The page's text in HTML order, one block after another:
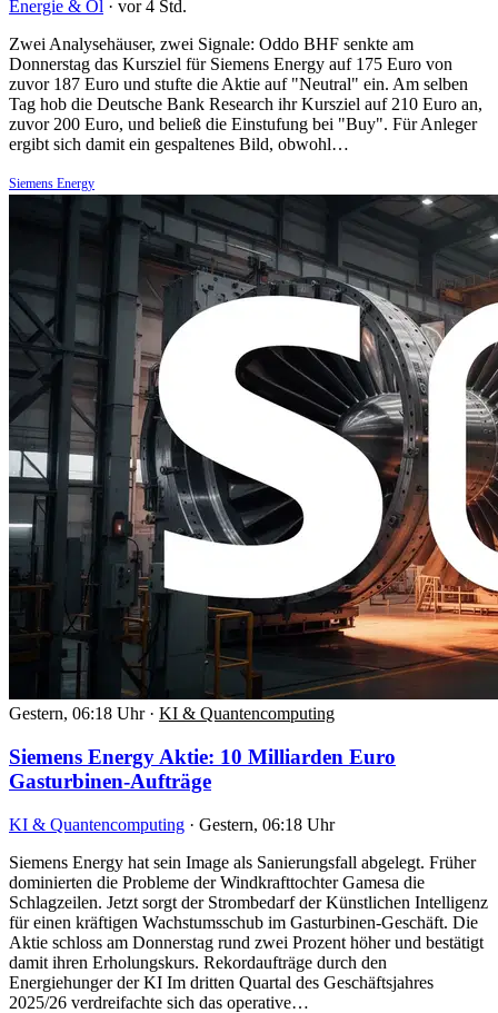
Energie & Öl · vor 4 Std.
Zwei Analysehäuser, zwei Signale: Oddo BHF senkte am
Donnerstag das Kursziel für Siemens Energy auf 175 Euro von
zuvor 187 Euro und stufte die Aktie auf "Neutral" ein. Am selben
Tag hob die Deutsche Bank Research ihr Kursziel auf 210 Euro an,
zuvor 200 Euro, und beließ die Einstufung bei "Buy". Für Anleger
ergibt sich damit ein gespaltenes Bild, obwohl…
Siemens Energy
Gestern, 06:18 Uhr · KI & Quantencomputing
Siemens Energy Aktie: 10 Milliarden Euro
Gasturbinen-Aufträge
KI & Quantencomputing · Gestern, 06:18 Uhr
Siemens Energy hat sein Image als Sanierungsfall abgelegt. Früher
dominierten die Probleme der Windkrafttochter Gamesa die
Schlagzeilen. Jetzt sorgt der Strombedarf der Künstlichen Intelligenz
für einen kräftigen Wachstumsschub im Gasturbinen-Geschäft. Die
Aktie schloss am Donnerstag rund zwei Prozent höher und bestätigt
damit ihren Erholungskurs. Rekordaufträge durch den
Energiehunger der KI Im dritten Quartal des Geschäftsjahres
2025/26 verdreifachte sich das operative…